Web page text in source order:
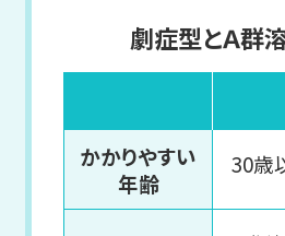
劇症型とＡ群
かかりやすい
年齢
30歳